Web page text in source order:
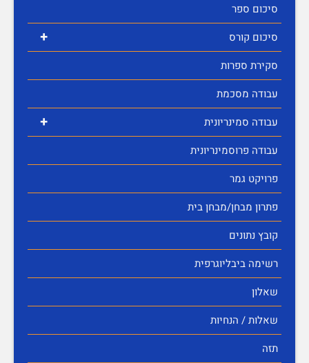
סיכום ספר
+
סיכום קורס
סקירת ספרות
עבודה מסכמת
+
עבודה סמינריונית
עבודה פרוסמינריונית
פרויקט גמר
פתרון מבחן/מבחן בית
קובץ נתונים
רשימה ביבליוגרפית
שאלון
שאלות / הנחיות
תזה